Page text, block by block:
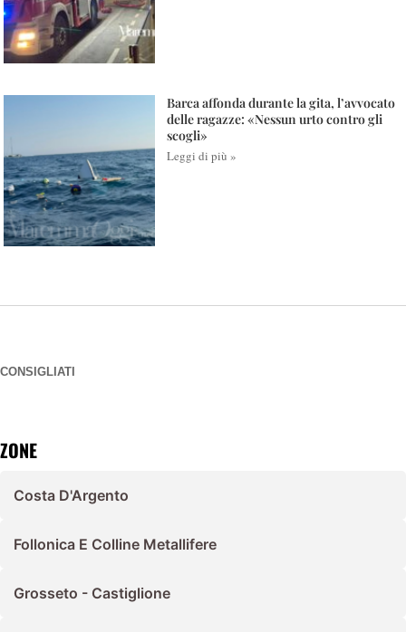
Barca affonda durante la gita, l’avvocato
delle ragazze: «Nessun urto contro gli
scogli»
Leggi di più »
CONSIGLIATI
ZONE
Costa D'Argento
Follonica E Colline Metallifere
Grosseto - Castiglione